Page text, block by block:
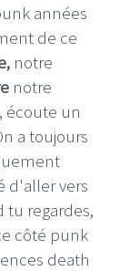
années
de ce
notre
notre
écoute un
a toujours
d'aller vers
tu regardes,
côté punk
death